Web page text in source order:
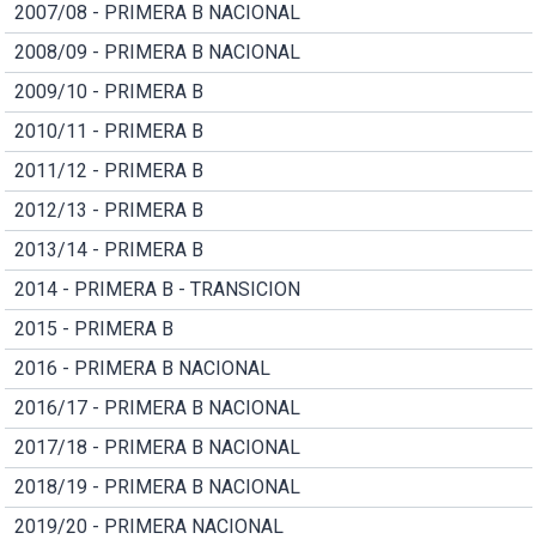
2007/08 - PRIMERA B NACIONAL
2008/09 - PRIMERA B NACIONAL
2009/10 - PRIMERA B
2010/11 - PRIMERA B
2011/12 - PRIMERA B
2012/13 - PRIMERA B
2013/14 - PRIMERA B
2014 - PRIMERA B - TRANSICION
2015 - PRIMERA B
2016 - PRIMERA B NACIONAL
2016/17 - PRIMERA B NACIONAL
2017/18 - PRIMERA B NACIONAL
2018/19 - PRIMERA B NACIONAL
2019/20 - PRIMERA NACIONAL